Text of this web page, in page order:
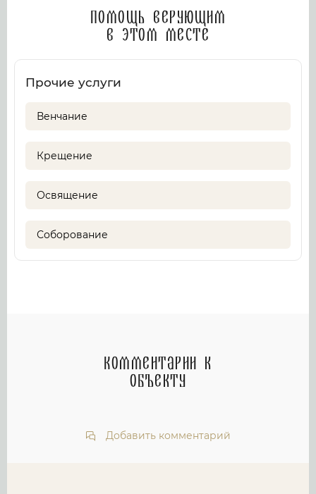
Помощь верующим
в этом месте
Прочие услуги
Венчание
Крещение
Освящение
Соборование
Комментарии к
объекту
Добавить комментарий